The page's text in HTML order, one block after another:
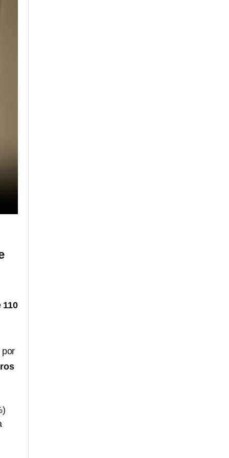
110
por